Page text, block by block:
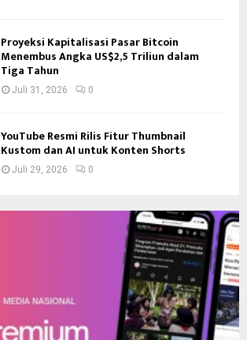
Proyeksi Kapitalisasi Pasar Bitcoin
Menembus Angka US$2,5 Triliun dalam
Tiga Tahun
Juli 31, 2026 0
YouTube Resmi Rilis Fitur Thumbnail
Kustom dan AI untuk Konten Shorts
Juli 29, 2026 0